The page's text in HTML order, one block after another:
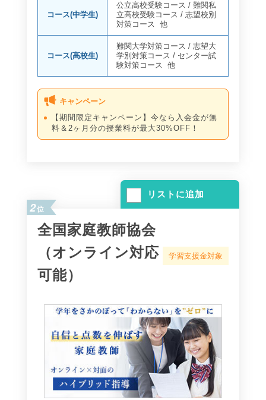
コース(中学生)
公立高校受験コース /難関私
立高校受験コース /志望校別
対策コース 他
コース(高校生)
難関大学対策コース /志望大
学別対策コース /センター試
験対策コース 他
キャンペーン
【期間限定キャンペーン】今なら入会金が無
料＆2ヶ月分の授業料が最大30%OFF！
リストに追加
2位
全国家庭教師協会
（オンライン対応
可能）
学習支援金対象